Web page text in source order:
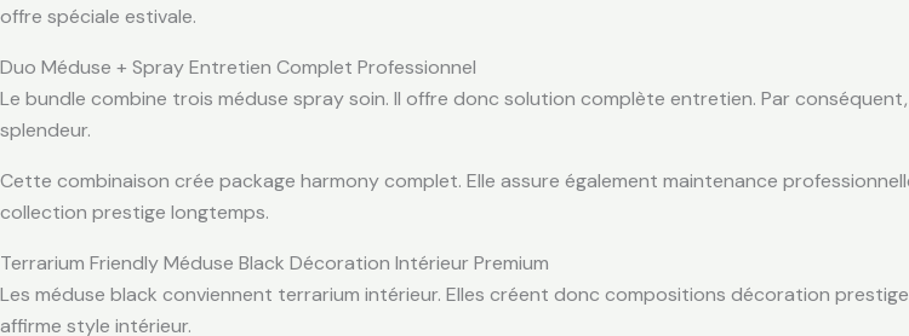
offre spéciale estivale.
Duo Méduse + Spray Entretien Complet Professionnel
Le bundle combine trois méduse spray soin. Il offre donc solution complète entretien. Par
splendeur.
Cette combinaison crée package harmony complet. Elle assure également maintenance
collection prestige longtemps.
Terrarium Friendly Méduse Black Décoration Intérieur Premium
Les méduse black conviennent terrarium intérieur. Elles créent donc compositions décoration
affirme style intérieur.